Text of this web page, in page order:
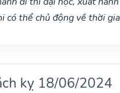
có thể chủ động về thời
kỵ 18/06/2024